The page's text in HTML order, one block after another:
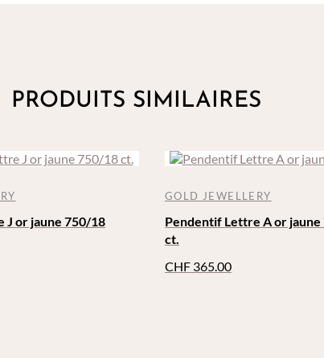
PRODUITS SIMILAIRES
J or jaune 750/18
Pendentif Lettre A or
ct.
GOLD JEWELLERY
CHF 365.00